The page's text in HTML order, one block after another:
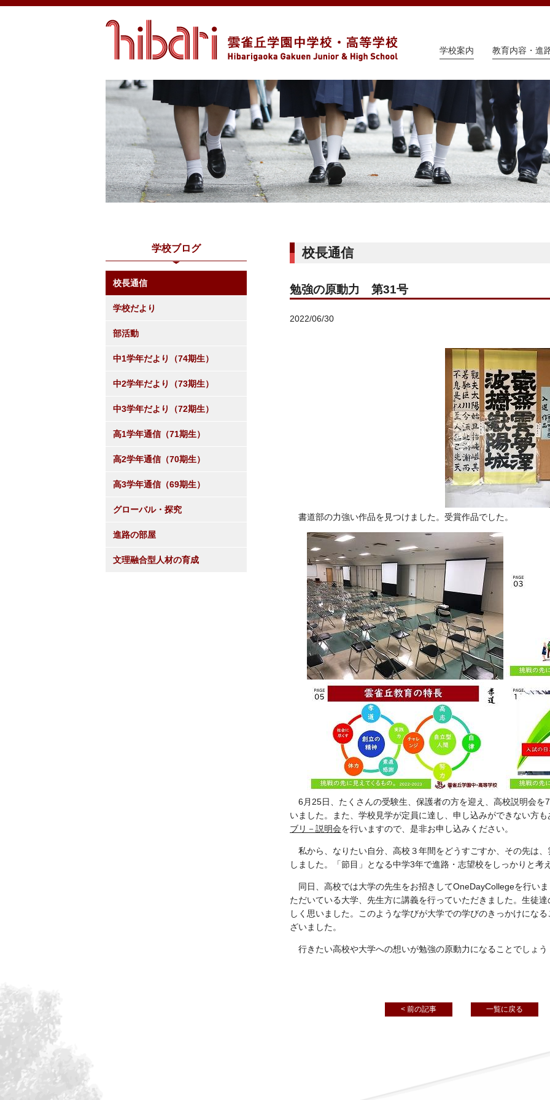
学校案内 教育内容・進
校長通信
勉強の原動力 第31号
2022/06/30
書道部の力強い作品を見つけました。受賞作品でした。
6月25日、たくさんの受験生、保護者の方を迎え、高校説明会
いました。また、学校見学が定員に達し、申し込みができない方
ブリ－説明会を行いますので、是非お申し込みください。
私から、なりたい自分、高校３年間をどうすごすか、その先は
しました。「節目」となる中学3年で進路・志望校をしっかりと考
同日、高校では大学の先生をお招きしてOneDayCollegeを行い
ただいている大学、先生方に講義を行っていただきました。生徒
しく思いました。このような学びが大学での学びのきっかけにな
ざいました。
行きたい高校や大学への想いが勉強の原動力になることでしょ
< 前の記事 一覧に戻る
学校ブログ
校長通信
学校だより
部活動
中1学年だより（74期生）
中2学年だより（73期生）
中3学年だより（72期生）
高1学年通信（71期生）
高2学年通信（70期生）
高3学年通信（69期生）
グローバル・探究
進路の部屋
文理融合型人材の育成